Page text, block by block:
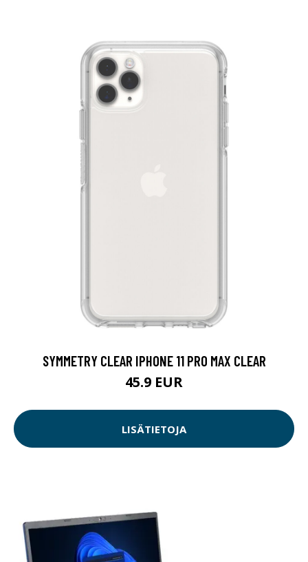
SYMMETRY CLEAR IPHONE 11 PRO MAX CLEAR
45.9 EUR
LISÄTIETOJA